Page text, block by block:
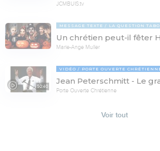
JCMBUIS.tv
MESSAGE TEXTE LA QUESTION
Un chrétien peut-il fêter
Marie-Ange Muller
50:40
VIDÉO PORTE OUVERTE
Jean Peterschmitt - Le
Porte Ouverte Chrétienne
Voir tout